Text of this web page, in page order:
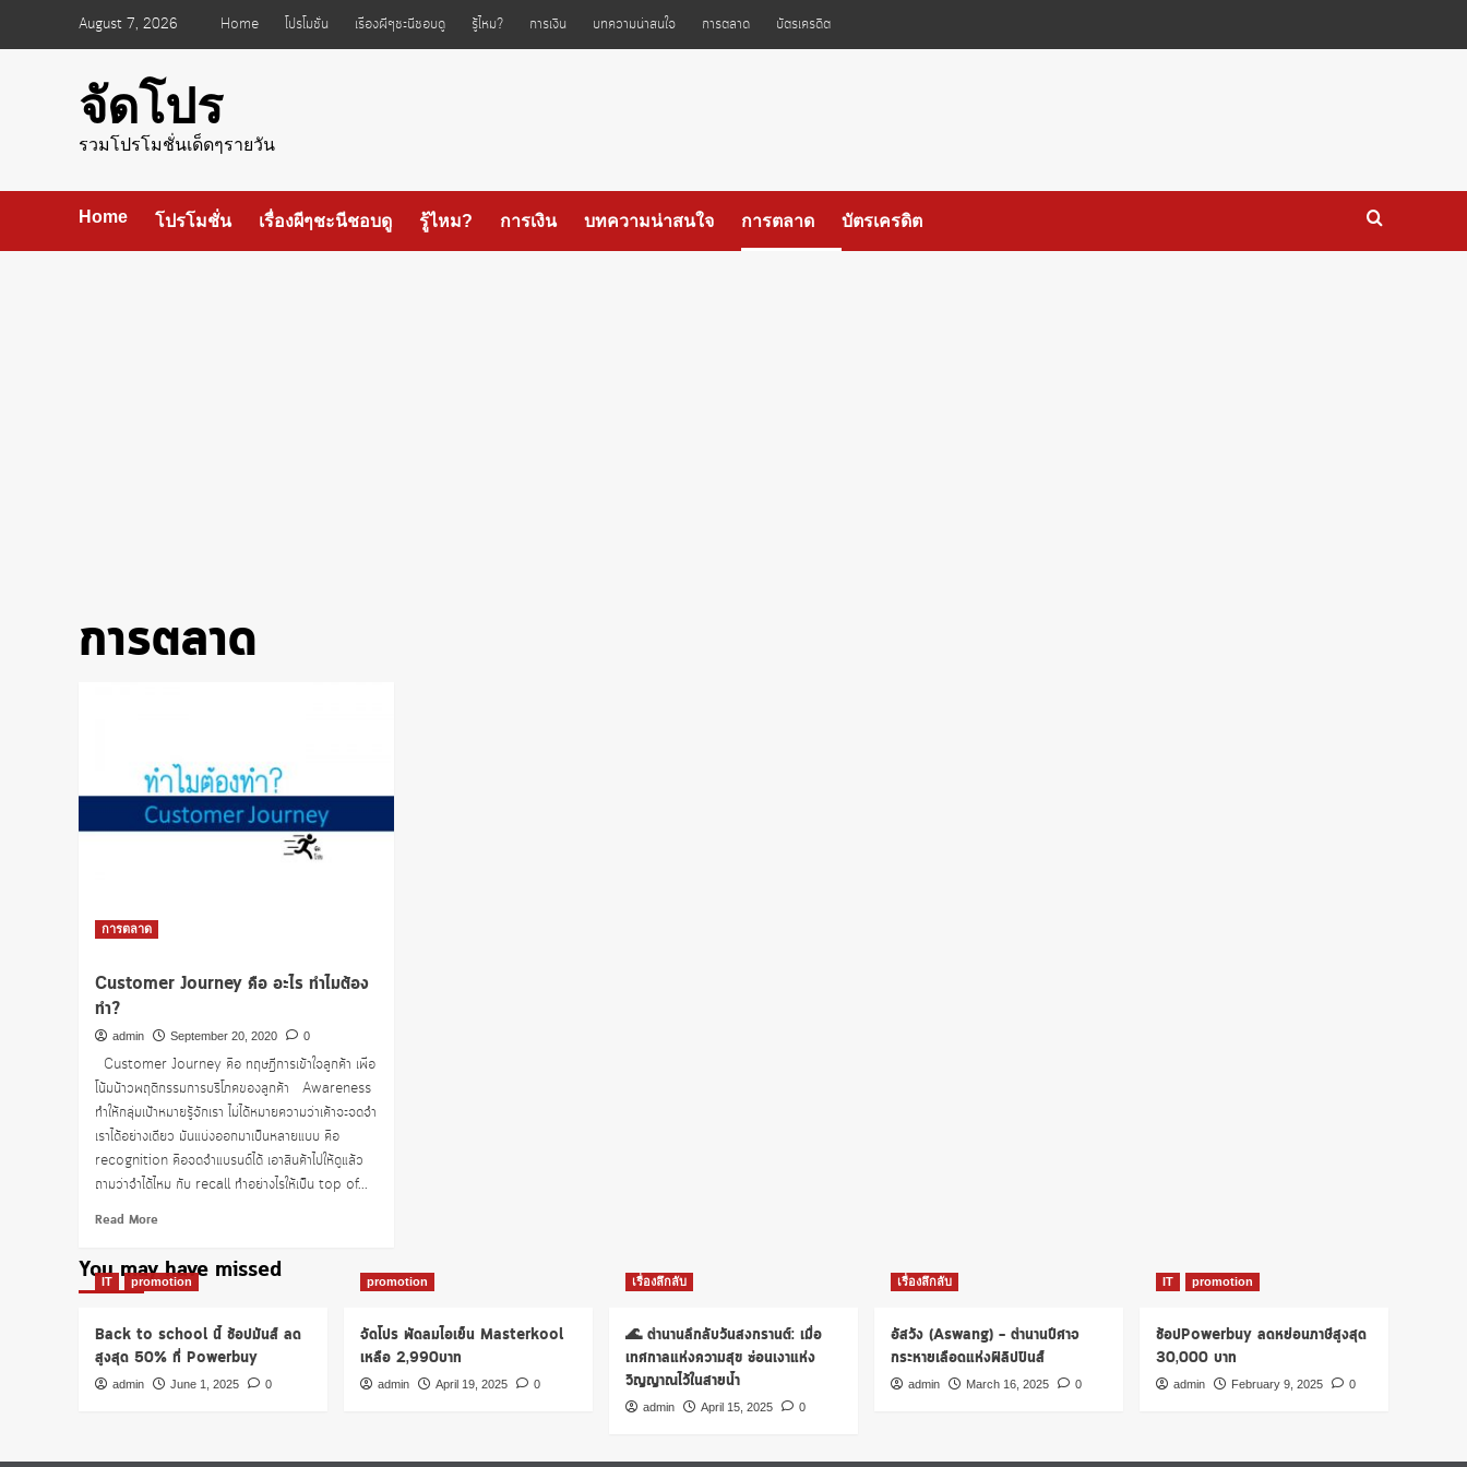
August 7, 2026 Home โปรโมชั่น เรื่องผีๆชะนีชอบดู รู้ไหม? การเงิน บทความน่าสนใจ การตลาด บัตรเครดิต
จัดโปร
รวมโปรโมชั่นเด็ดๆรายวัน
Home โปรโมชั่น เรื่องผีๆชะนีชอบดู รู้ไหม? การเงิน บทความน่าสนใจ การตลาด บัตรเครดิต
การตลาด
การตลาด
Customer Journey คือ อะไร ทำไมต้อง
ทำ?
admin September 20, 2020 0
Customer Journey คือ ทฤษฎีการเข้าใจลูกค้า เพื่อ
โน้มน้าวพฤติกรรมการบริโภคของลูกค้า Awareness
ทำให้กลุ่มเป้าหมายรู้จักเรา ไม่ได้หมายความว่าเค้าจะจดจำ
เราได้อย่างเดียว มันแบ่งออกมาเป็นหลายแบบ คือ
recognition คือจดจำแบรนด์ได้ เอาสินค้าไปให้ดูแล้ว
ถามว่าจำได้ไหม กับ recall ทำอย่างไรให้เป็น top of...
Read More
about
Customer
อะไร
ทำไม
ต้อง
You may have missed
IT promotion
Back to school นี้ ช้อปมันส์ ลด
สูงสุด 50% ที่ Powerbuy
admin June 1, 2025 0
promotion
จัดโปร พัดลมไอเย็น Masterkool
เหลือ 2,990บาท
admin April 19, 2025 0
เรื่องลึกลับ
🌊 ตำนานลึกลับวันสงกรานต์: เมื่อ
เทศกาลแห่งความสุข ซ่อนเงาแห่ง
วิญญาณไว้ในสายน้ำ
admin April 15, 2025 0
เรื่องลึกลับ
อัสวัง (Aswang) – ตำนานปีศาจ
กระหายเลือดแห่งฟิลิปปินส์
admin March 16, 2025 0
IT promotion
ช้อปPowerbuy ลดหย่อนภาษีสูงสุด
30,000 บาท
admin February 9, 2025 0